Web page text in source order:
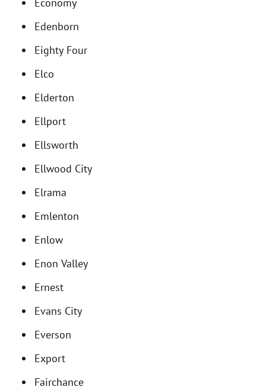
Economy
Edenborn
Eighty Four
Elco
Elderton
Ellport
Ellsworth
Ellwood City
Elrama
Emlenton
Enlow
Enon Valley
Ernest
Evans City
Everson
Export
Fairchance